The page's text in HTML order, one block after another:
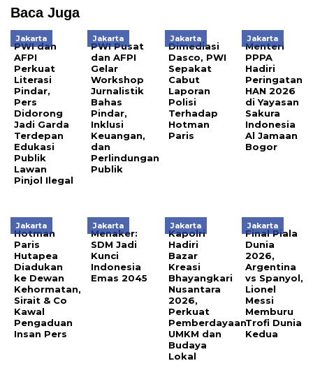
Baca Juga
Jakarta
PWI dan
AFPI
Perkuat
Literasi
Pindar,
Pers
Didorong
Jadi Garda
Terdepan
Edukasi
Publik
Lawan
Pinjol Ilegal
Jakarta
PWI Pusat
dan AFPI
Gelar
Workshop
Jurnalistik
Bahas
Pindar,
Inklusi
Keuangan,
dan
Perlindungan
Publik
Jakarta
Dimediasi
Dasco, PWI
Sepakat
Cabut
Laporan
Polisi
Terhadap
Hotman
Paris
Jakarta
Menteri
PPPA
Hadiri
Peringatan
HAN 2026
di Yayasan
Sakura
Indonesia
Al Jamaan
Bogor
Jakarta
Hotman
Paris
Hutapea
Diadukan
ke Dewan
Kehormatan,
Sirait & Co
Kawal
Pengaduan
Insan Pers
Jakarta
Menaker:
SDM Jadi
Kunci
Indonesia
Emas 2045
Jakarta
Kapolri
Hadiri
Bazar
Kreasi
Bhayangkari
Nusantara
2026,
Perkuat
Pemberdayaan
UMKM dan
Budaya
Lokal
Jakarta
Final Piala
Dunia
2026,
Argentina
vs Spanyol,
Lionel
Messi
Memburu
Trofi Dunia
Kedua